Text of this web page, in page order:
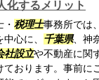
化するメリット
税理士事務所では
心に、 千葉県、神
社設立や不動産に関
おります。事前に